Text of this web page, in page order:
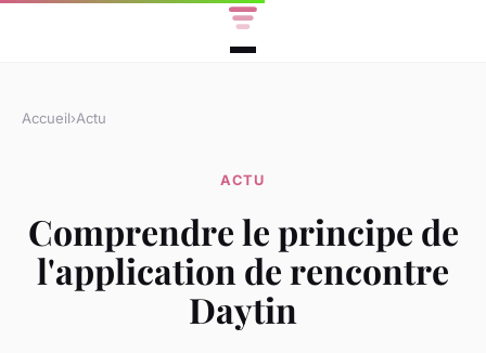
Accueil›Actu
ACTU
Comprendre le principe de
l'application de rencontre
Daytin